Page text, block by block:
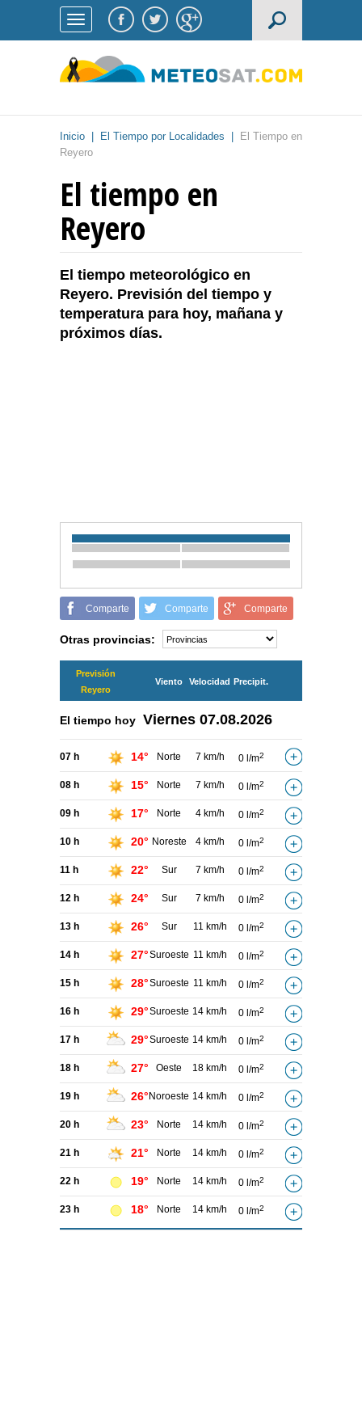
Inicio El Tiempo por Localidades
El Tiempo en
Reyero
El tiempo en
Reyero
El tiempo meteorológico en
Reyero. Previsión del tiempo y
temperatura para hoy, mañana y
próximos días.
Comparte Comparte Comparte
Otras provincias:
Previsión
Reyero
Viento Velocidad Precipit.
El tiempo hoy Viernes 07.08.2026
07 h 14° Norte 7 km/h 0 l/m2
08 h 15° Norte 7 km/h 0 l/m2
09 h 17° Norte 4 km/h 0 l/m2
10 h 20° Noreste 4 km/h 0 l/m2
11 h 22° Sur 7 km/h 0 l/m2
12 h 24° Sur 7 km/h 0 l/m2
13 h 26° Sur 11 km/h 0 l/m2
14 h 27°Suroeste 11 km/h 0 l/m2
15 h 28°Suroeste 11 km/h 0 l/m2
16 h 29°Suroeste 14 km/h 0 l/m2
17 h 29°Suroeste 14 km/h 0 l/m2
18 h 27° Oeste 18 km/h 0 l/m2
19 h 26° Noroeste 14 km/h 0 l/m2
20 h 23° Norte 14 km/h 0 l/m2
21 h 21° Norte 14 km/h 0 l/m2
22 h 19° Norte 14 km/h 0 l/m2
23 h 18° Norte 14 km/h 0 l/m2